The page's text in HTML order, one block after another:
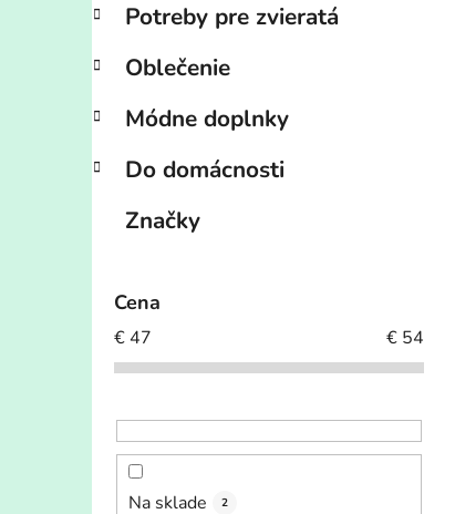
Potreby pre zvieratá
Oblečenie
Módne doplnky
Do domácnosti
Značky
Cena
€ 47 € 54
Na sklade 2